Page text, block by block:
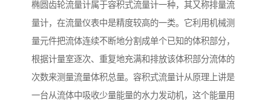
椭圆齿轮流量计属于容积式流量计一种，其又称排量流
量计，在流量仪表中是精度较高的一类。它利用机械测
量元件把流体连续不断地分割成单个已知的体积部分，
根据计量室逐次、重复地充满和排放该体积部分流体的
次数来测量流量体积总量。容积式流量计从原理上讲是
一台从流体中吸收少量能量的水力发动机，这个能量用